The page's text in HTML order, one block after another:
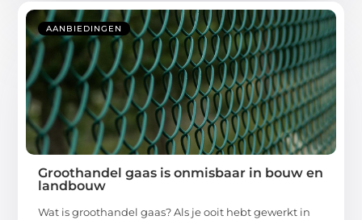
AANBIEDINGEN
Groothandel gaas is onmisbaar in bouw en
landbouw
Wat is groothandel gaas? Als je ooit hebt gewerkt in